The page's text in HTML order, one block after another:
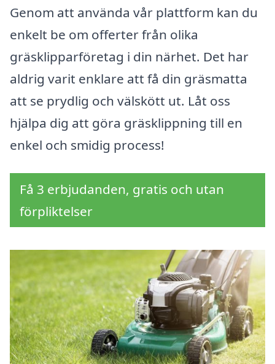
Genom att använda vår plattform kan du
enkelt be om offerter från olika
gräsklipparföretag i din närhet. Det har
aldrig varit enklare att få din gräsmatta
att se prydlig och välskött ut. Låt oss
hjälpa dig att göra gräsklippning till en
enkel och smidig process!
Få 3 erbjudanden, gratis och utan
förpliktelser